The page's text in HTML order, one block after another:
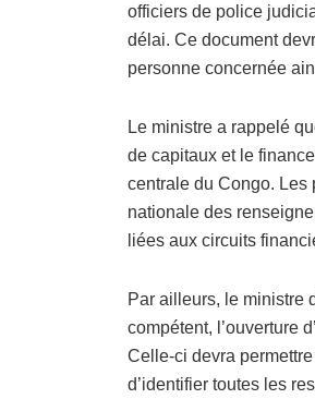
officiers de police
délai. Ce document
personne concernée
Le ministre a rappelé
de capitaux et le
centrale du Congo. Les
nationale des
liées aux circuits
Par ailleurs, le ministre
compétent, l’ouverture
Celle-ci devra
d’identifier toutes les